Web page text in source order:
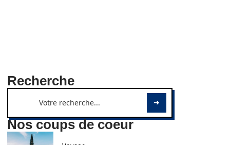
Recherche
Nos coups de coeur